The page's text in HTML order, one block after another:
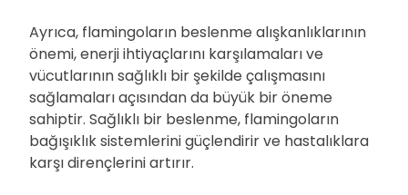
Ayrıca, flamingoların beslenme alışkanlıklarının
önemi, enerji ihtiyaçlarını karşılamaları ve
vücutlarının sağlıklı bir şekilde çalışmasını
sağlamaları açısından da büyük bir öneme
sahiptir. Sağlıklı bir beslenme, flamingoların
bağışıklık sistemlerini güçlendirir ve hastalıklara
karşı dirençlerini artırır.